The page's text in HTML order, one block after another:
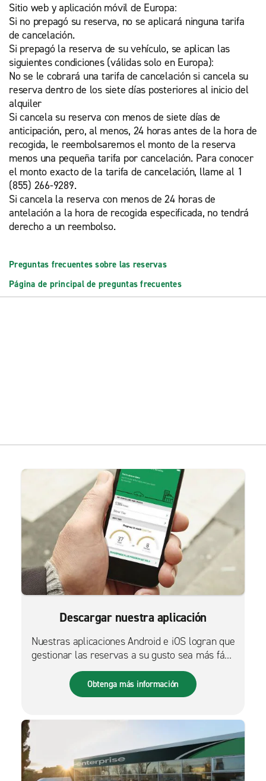
Sitio web y aplicación móvil de Europa:
Si no prepagó su reserva, no se aplicará ninguna tarifa
de cancelación.
Si prepagó la reserva de su vehículo, se aplican las
siguientes condiciones (válidas solo en Europa):
No se le cobrará una tarifa de cancelación si cancela su
reserva dentro de los siete días posteriores al inicio del
alquiler
Si cancela su reserva con menos de siete días de
anticipación, pero, al menos, 24 horas antes de la hora de
recogida, le reembolsaremos el monto de la reserva
menos una pequeña tarifa por cancelación. Para conocer
el monto exacto de la tarifa de cancelación, llame al 1
(855) 266-9289.
Si cancela la reserva con menos de 24 horas de
antelación a la hora de recogida especificada, no tendrá
derecho a un reembolso.
Preguntas frecuentes sobre las reservas
Página de principal de preguntas frecuentes
Descargar nuestra aplicación
Nuestras aplicaciones Android e iOS logran que
gestionar las reservas a su gusto sea más fácil
que nunca.
Obtenga más información